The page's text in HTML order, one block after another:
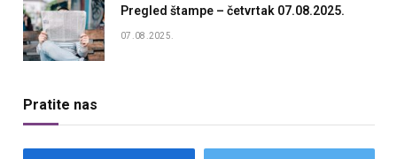
Pregled štampe – četvrtak 07.08.2025.
07.08.2025.
Pratite nas